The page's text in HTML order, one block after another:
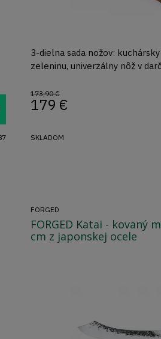
3-dielna sada nožov:
zeleninu, univerzálny nôž v
173,90 €
179 €
SKLADOM
FORGED
FORGED Katai - kovaný
cm z japonskej ocele